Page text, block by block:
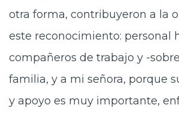
otra forma, contribuyeron a la
este reconocimiento: personal
compañeros de trabajo y -
familia, y a mi señora, porque
y apoyo es muy importante,